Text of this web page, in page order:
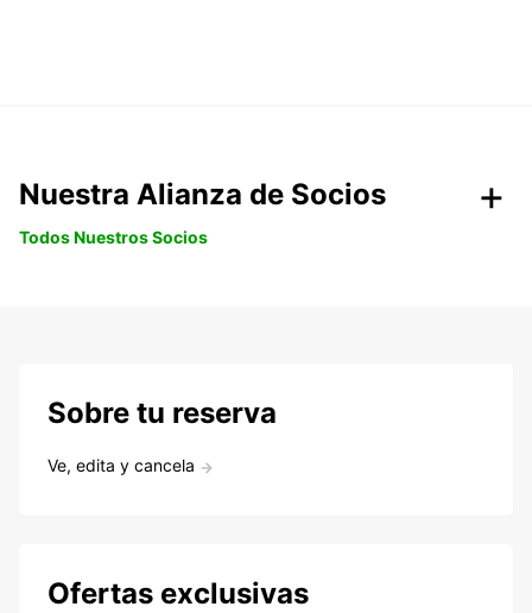
Nuestra Alianza de Socios
Todos Nuestros Socios
Sobre tu reserva
Ve, edita y cancela
Ofertas exclusivas